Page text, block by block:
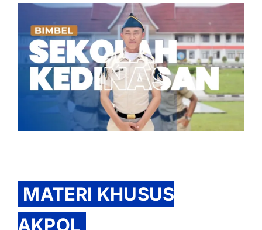
MATERI KHUSUS
AKPOL